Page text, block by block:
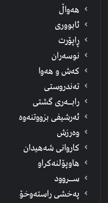
هەواڵ
ئابووری
ڕاپۆرت
نوسەران
كەش و هەوا
تەندروستی
رابــه‌ری گشتی
ئەرشیفى بزووتنەوە
وەرزش
كاروانی شەهیدان
هاوپۆلنەكراو
ســروود
په‌خشی راسته‌وخۆ